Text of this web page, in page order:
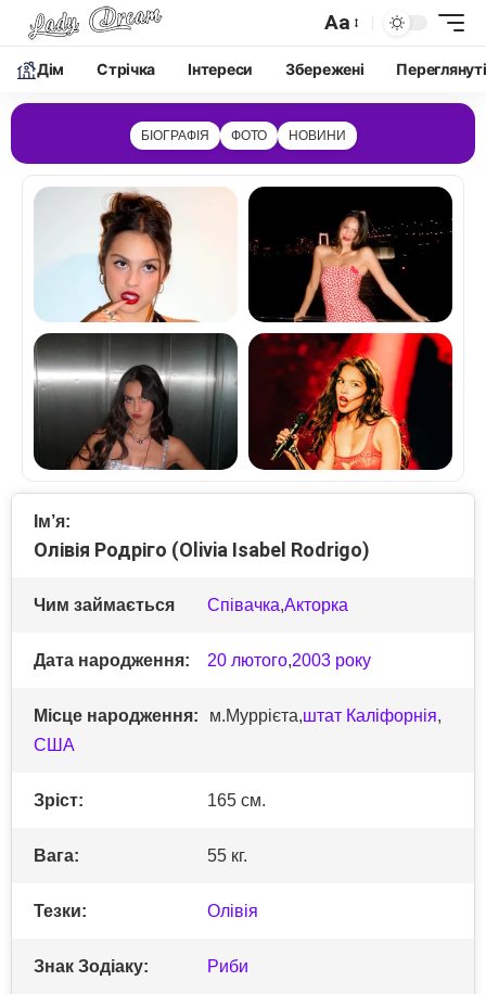
Aa
Дім Cтрічка Інтереси Збережені Переглянуті
БІОГРАФІЯ ФОТО НОВИНИ
Ім’я:
Олівія Родріго (Olivia Isabel Rodrigo)
Чим займається Співачка,Акторка
Дата народження: 20 лютого,2003 року
Місце народження: м.Муррієта,штат Каліфорнія,
США
Зріст: 165 см.
Вага: 55 кг.
Тезки: Олівія
Знак Зодіаку: Риби